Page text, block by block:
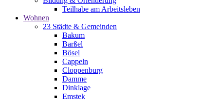
Teilhabe am Arbeitsleben
Wohnen
23 Städte & Gemeinden
Bakum
Barßel
Bösel
Cappeln
Cloppenburg
Damme
Dinklage
Emstek